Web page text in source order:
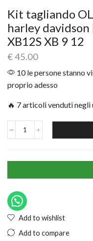
Kit tagliando
harley davidson
XB12S XB 9 12
€45.00
10 le persone stanno
proprio adesso
🔥 7 articoli venduti negli
Add to wishlist
Add to compare